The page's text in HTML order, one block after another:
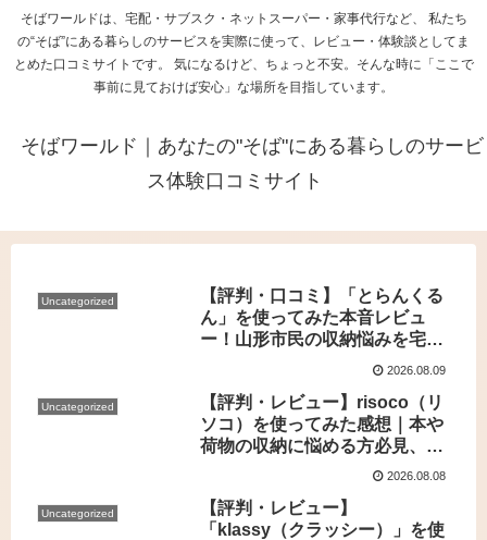
そばワールドは、宅配・サブスク・ネットスーパー・家事代行など、 私たち
の“そば”にある暮らしのサービスを実際に使って、レビュー・体験談としてま
とめた口コミサイトです。 気になるけど、ちょっと不安。そんな時に「ここで
事前に見ておけば安心」な場所を目指しています。
そばワールド｜あなたの"そば"にある暮らしのサービ
ス体験口コミサイト
Uncategorized
【評判・口コミ】「とらんくる
ん」を使ってみた本音レビュ
ー！山形市民の収納悩みを宅配
型トランクルームで賢く解決2026.08.09
Uncategorized
【評判・レビュー】risoco（リ
ソコ）を使ってみた感想｜本や
荷物の収納に悩める方必見、編
集部によるリアル口コミ2026.08.08
Uncategorized
【評判・レビュー】
「klassy（クラッシー）」を使